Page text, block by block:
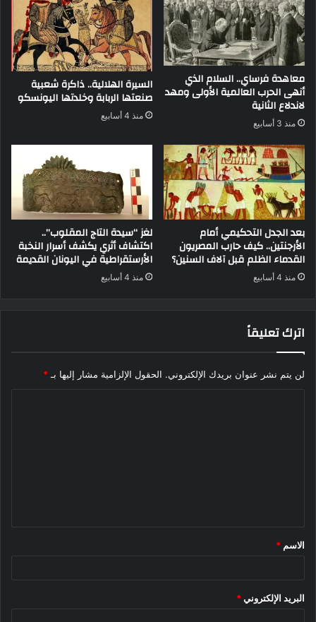
معاهدة فرساي.. السلام الذي
أنهى الحرب العالمية الأولى ومهد
لاندلاع الثانية
منذ 3 أسابيع
السيرة الهلالية.. ذاكرة شعبية
صنعتها الربابة وخلدتها اليونسكو
منذ 4 أسابيع
بعد الجدل التحكيمي أمام
الأرجنتين.. كيف حارب المصريون
القدماء الظلم قبل آلاف السنين؟
منذ 4 أسابيع
لغز “سيدة التاج المقلوب”..
اكتشاف أثري يكشف أسرار النخبة
الأرستقراطية في اليونان القديمة
منذ 4 أسابيع
اترك تعليقاً
لن يتم نشر عنوان بريدك الإلكتروني. الحقول الإلزامية مشار إليها بـ *
*
الاسم *
البريد الإلكتروني *